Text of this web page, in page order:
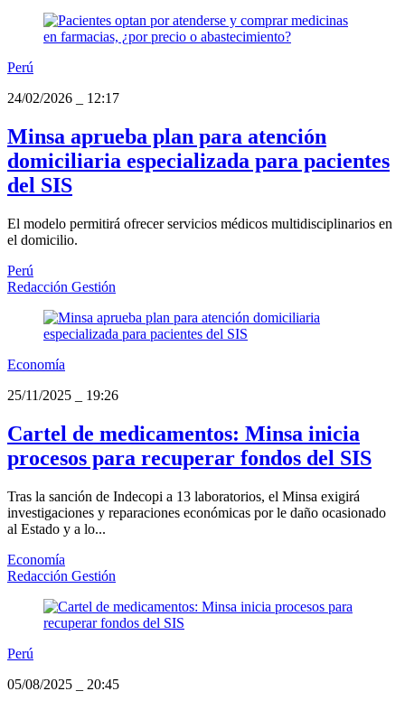
Perú
24/02/2026
12:17
Minsa aprueba plan para atención
domiciliaria especializada para pacientes
del SIS
El modelo permitirá ofrecer servicios médicos multidisciplinarios en
el domicilio.
Perú
Redacción Gestión
Economía
25/11/2025
19:26
Cartel de medicamentos: Minsa inicia
procesos para recuperar fondos del SIS
Tras la sanción de Indecopi a 13 laboratorios, el Minsa exigirá
investigaciones y reparaciones económicas por le daño ocasionado
al Estado y a lo...
Economía
Redacción Gestión
Perú
05/08/2025
20:45